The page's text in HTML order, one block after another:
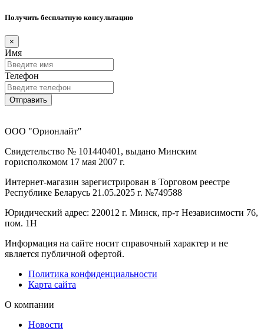
Получить бесплатную консультацию
×
Имя
Телефон
Отправить
ООО "Орионлайт"
Свидетельство № 101440401, выдано Минским
горисполкомом 17 мая 2007 г.
Интернет-магазин зарегистрирован в Торговом реестре
Республике Беларусь 21.05.2025 г. №749588
Юридический адрес: 220012 г. Минск, пр-т Независимости 76,
пом. 1Н
Информация на сайте носит справочный характер и не
является публичной офертой.
Политика конфиденциальности
Карта сайта
О компании
Новости